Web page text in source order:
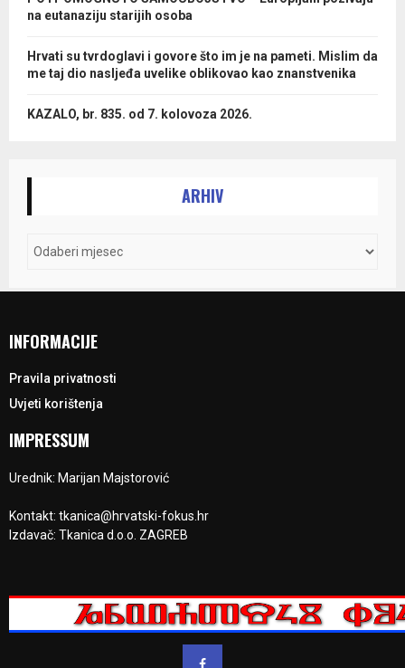
na eutanaziju starijih osoba
Hrvati su tvrdoglavi i govore što im je na pameti. Mislim da
me taj dio nasljeđa uvelike oblikovao kao znanstvenika
KAZALO, br. 835. od 7. kolovoza 2026.
ARHIV
INFORMACIJE
Pravila privatnosti
Uvjeti korištenja
IMPRESSUM
Urednik: Marijan Majstorović
Kontakt: tkanica@hrvatski-fokus.hr
Izdavač: Tkanica d.o.o. ZAGREB